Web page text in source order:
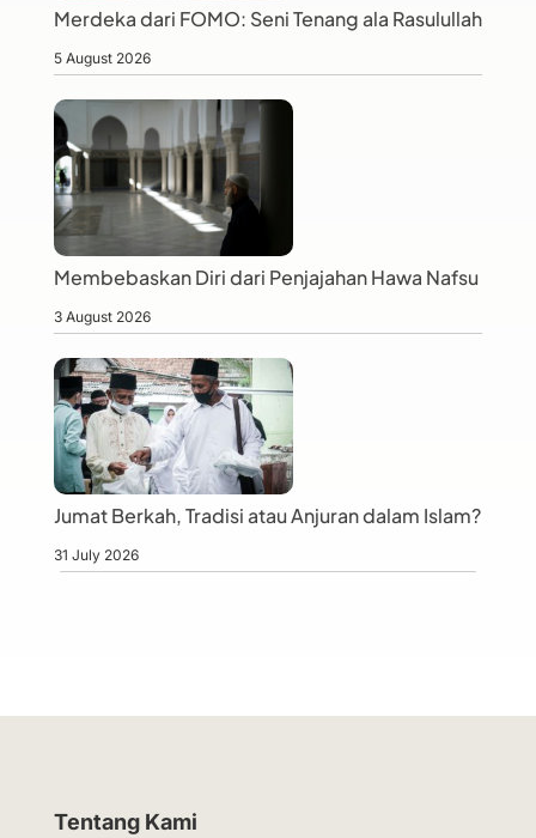
Merdeka dari FOMO: Seni Tenang ala Rasulullah
5 August 2026
Membebaskan Diri dari Penjajahan Hawa Nafsu
3 August 2026
Jumat Berkah, Tradisi atau Anjuran dalam Islam?
31 July 2026
Tentang Kami